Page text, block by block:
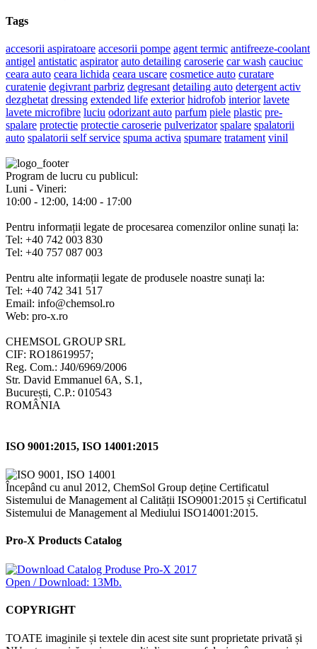
Tags
accesorii aspiratoare accesorii pompe agent termic antifreeze-coolant
antigel antistatic aspirator auto detailing caroserie car wash cauciuc
ceara auto ceara lichida ceara uscare cosmetice auto curatare
curatenie degivrant parbriz degresant detailing auto detergent activ
dezghetat dressing extended life exterior hidrofob interior lavete
lavete microfibre luciu odorizant auto parfum piele plastic pre-
spalare protectie protectie caroserie pulverizator spalare spalatorii
auto spalatorii self service spuma activa spumare tratament vinil
Program de lucru cu publicul:
Luni - Vineri:
10:00 - 12:00, 14:00 - 17:00
Pentru informații legate de procesarea comenzilor online sunați la:
Tel: +40 742 003 830
Tel: +40 757 087 003
Pentru alte informații legate de produsele noastre sunați la:
Tel: +40 742 341 517
Email: info@chemsol.ro
Web: pro-x.ro
CHEMSOL GROUP SRL
CIF: RO18619957;
Reg. Com.: J40/6969/2006
Str. David Emmanuel 6A, S.1,
București, C.P.: 010543
ROMÂNIA
ISO 9001:2015, ISO 14001:2015
Începând cu anul 2012, ChemSol Group deține Certificatul
Sistemului de Management al Calității ISO9001:2015 și Certificatul
Sistemului de Management al Mediului ISO14001:2015.
Pro-X Products Catalog
Open / Download: 13Mb.
COPYRIGHT
TOATE imaginile și textele din acest site sunt proprietate privată și